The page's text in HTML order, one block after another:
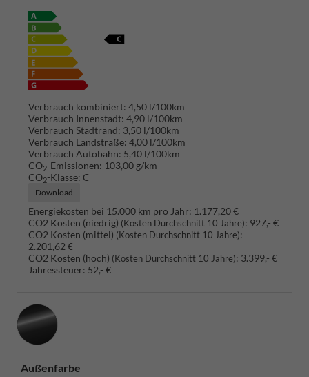
Verbrauch kombiniert: 4,50 l/100km
Verbrauch Innenstadt: 4,90 l/100km
Verbrauch Stadtrand: 3,50 l/100km
Verbrauch Landstraße: 4,00 l/100km
Verbrauch Autobahn: 5,40 l/100km
CO2-Emissionen: 103,00 g/km
CO2-Klasse: C
Download
Energiekosten bei 15.000 km pro Jahr: 1.177,20 €
CO2 Kosten (niedrig) (Kosten Durchschnitt 10 Jahre): 927,- €
CO2 Kosten (mittel) (Kosten Durchschnitt 10 Jahre):
2.201,62 €
CO2 Kosten (hoch) (Kosten Durchschnitt 10 Jahre): 3.399,- €
Jahressteuer: 52,- €
Außenfarbe